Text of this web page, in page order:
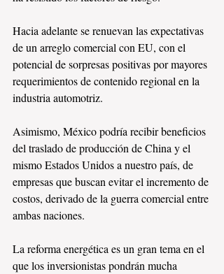
Hacia adelante se renuevan las expectativas
de un arreglo comercial con EU, con el
potencial de sorpresas positivas por mayores
requerimientos de contenido regional en la
industria automotriz.
Asimismo, México podría recibir beneficios
del traslado de producción de China y el
mismo Estados Unidos a nuestro país, de
empresas que buscan evitar el incremento de
costos, derivado de la guerra comercial entre
ambas naciones.
La reforma energética es un gran tema en el
que los inversionistas pondrán mucha